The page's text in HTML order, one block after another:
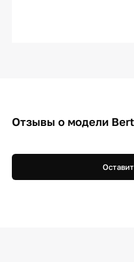
Отзывы о модели